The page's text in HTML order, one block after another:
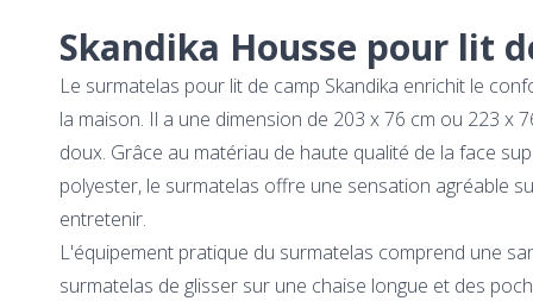
Skandika Housse pour lit
Le surmatelas pour lit de camp Skandika enrichit le
la maison. Il a une dimension de 203 x 76 cm ou 223 x
doux. Grâce au matériau de haute qualité de la face
polyester, le surmatelas offre une sensation agréable
entretenir.
L'équipement pratique du surmatelas comprend une
surmatelas de glisser sur une chaise longue et des